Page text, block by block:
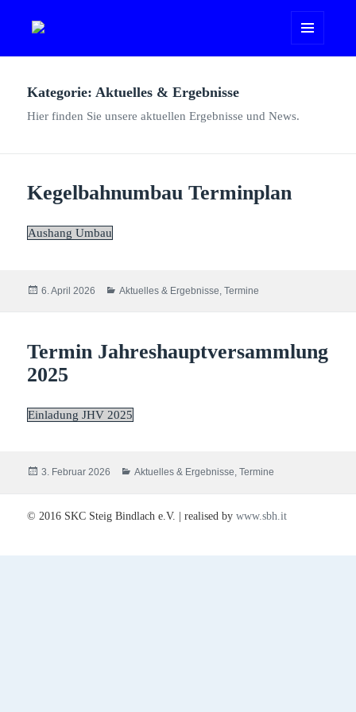
Kategorie:Aktuelles & Ergebnisse
Hier finden Sie unsere aktuellen Ergebnisse und News.
Kegelbahnumbau Terminplan
Aushang Umbau
Veröffentlicht
6. April 2026 Kategorien
Aktuelles & Ergebnisse,Termine
Termin Jahreshauptversammlung
2025
Einladung JHV 2025
Veröffentlicht
3. Februar 2026 Kategorien
Aktuelles & Ergebnisse,Termine
© 2016 SKC Steig Bindlach e.V. | realised bywww.sbh.it